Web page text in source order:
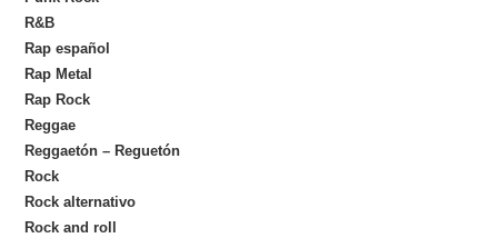
R&B
Rap español
Rap Metal
Rap Rock
Reggae
Reggaetón – Reguetón
Rock
Rock alternativo
Rock and roll